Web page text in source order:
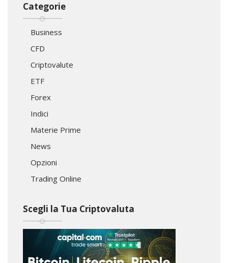
Categorie
Business
CFD
Criptovalute
ETF
Forex
Indici
Materie Prime
News
Opzioni
Trading Online
Scegli la Tua Criptovaluta